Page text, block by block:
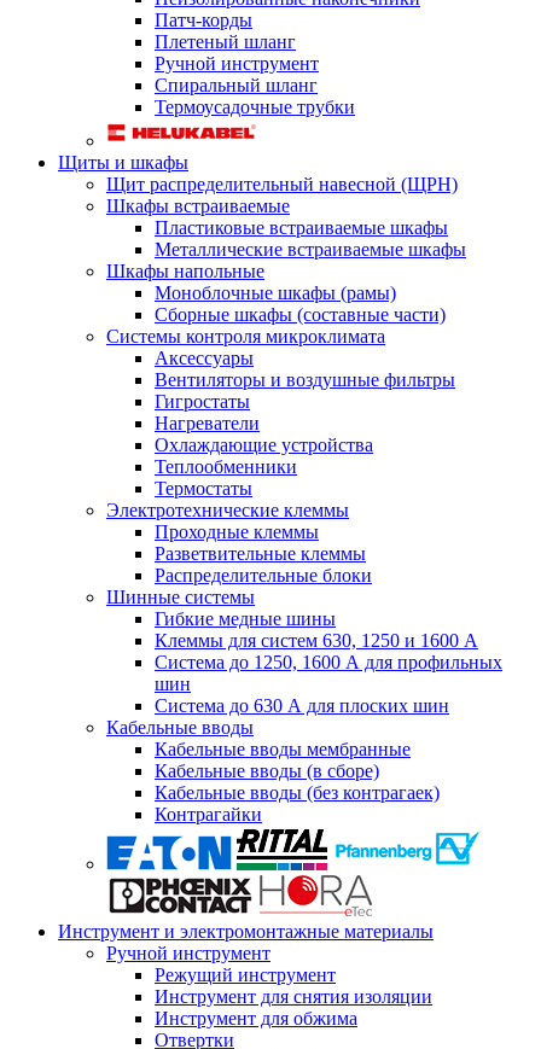
Патч-корды
Плетеный шланг
Ручной инструмент
Спиральный шланг
Термоусадочные трубки
Щиты и шкафы
Щит распределительный навесной (ЩРН)
Шкафы встраиваемые
Пластиковые встраиваемые шкафы
Металлические встраиваемые шкафы
Шкафы напольные
Моноблочные шкафы (рамы)
Сборные шкафы (составные части)
Системы контроля микроклимата
Аксессуары
Вентиляторы и воздушные фильтры
Гигростаты
Нагреватели
Охлаждающие устройства
Теплообменники
Термостаты
Электротехнические клеммы
Проходные клеммы
Разветвительные клеммы
Распределительные блоки
Шинные системы
Гибкие медные шины
Клеммы для систем 630, 1250 и 1600 А
Система до 1250, 1600 А для профильных
шин
Система до 630 А для плоских шин
Кабельные вводы
Кабельные вводы мембранные
Кабельные вводы (в сборе)
Кабельные вводы (без контрагаек)
Контрагайки
Инструмент и электромонтажные материалы
Ручной инструмент
Режущий инструмент
Инструмент для снятия изоляции
Инструмент для обжима
Отвертки